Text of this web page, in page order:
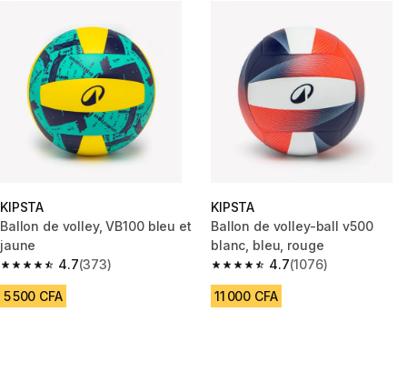
KIPSTA
Ballon de volley, VB100 bleu et
jaune
4.7
4.7 out of 5 stars from 373 reviews
(373)
5 500 CFA
KIPSTA
Ballon de volley-ball v500
blanc, bleu, rouge
4.7
4.7 out of 5 stars from 1076
(1076)
11 000 CFA